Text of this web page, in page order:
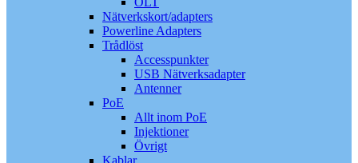
Nätverkskort/adapters
Powerline Adapters
Trådlöst
Accesspunkter
USB Nätverksadapter
Antenner
PoE
Allt inom PoE
Injektioner
Övrigt
Kablar